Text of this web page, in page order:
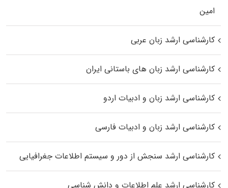
اﻣﻴﻦ
کارشناسی ارشد زبان عربی
کارشناسی ارشد زبان‌ های باستانی ایران
کارشناسی ارشد زبان و ادبیات اردو
کارشناسی ارشد زبان و ادبیات فارسی
کارشناسی ارشد سنجش از دور و سیستم اطلاعات جغرافیایی
کارشناسی ارشد علم اطلاعات و دانش شناسی